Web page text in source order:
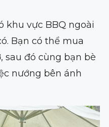
khu vực BBQ ngoài
Bạn có thể mua
sau đó cùng bạn bè
nướng bên ánh